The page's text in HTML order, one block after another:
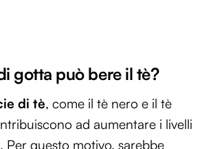
gotta può bere il tè?
di tè, come il tè nero e il tè
ad aumentare i livelli
Per questo motivo, sarebbe